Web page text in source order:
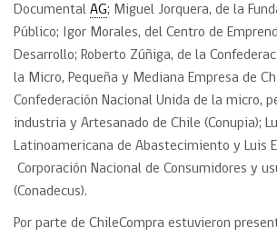
Documental AG; Miguel Jorquera, de la
Público; Igor Morales, del Centro de
Desarrollo; Roberto Zúñiga, de la
la Micro, Pequeña y Mediana Empresa de
Confederación Nacional Unida de la micro,
industria y Artesanado de Chile (Conupia);
Latinoamericana de Abastecimiento y Luis
Corporación Nacional de Consumidores y
(Conadecus).
Por parte de ChileCompra estuvieron